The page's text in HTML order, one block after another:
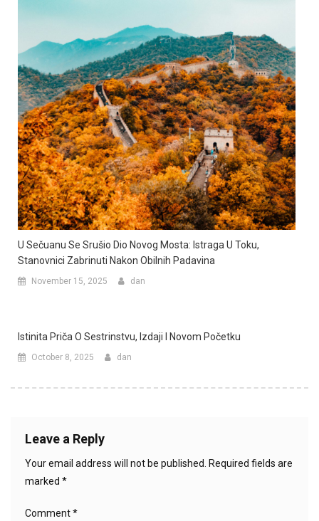
U Sečuanu Se Srušio Dio Novog Mosta: Istraga U Toku,
Stanovnici Zabrinuti Nakon Obilnih Padavina
November 15, 2025 dan
Istinita Priča O Sestrinstvu, Izdaji I Novom Početku
October 8, 2025 dan
Leave a Reply
Your email address will not be published. Required fields are
marked *
Comment*